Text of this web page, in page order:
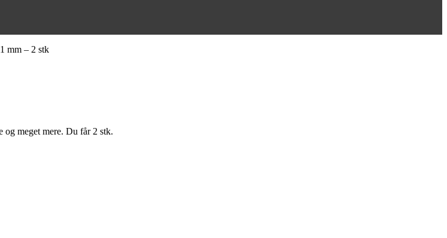
mm – 2 stk
og meget mere. Du får 2 stk.